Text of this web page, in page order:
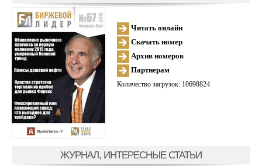
Читать онлайн
Скачать номер
Архив номеров
Партнерам
Количество загрузок: 10698824
ЖУРНАЛ, ИНТЕРЕСНЫЕ СТАТЬИ